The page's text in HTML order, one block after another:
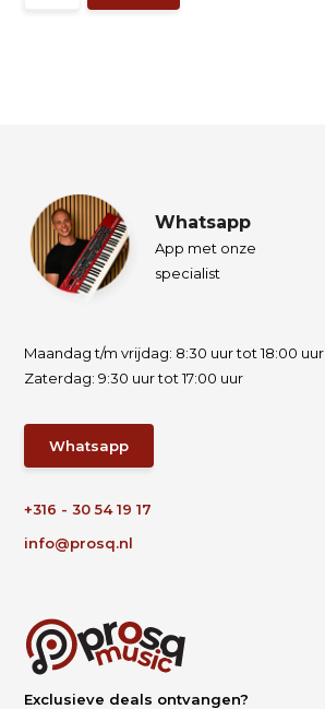
Whatsapp
App met onze
specialist
Maandag t/m vrijdag: 8:30 uur tot 18:00 uur
Zaterdag: 9:30 uur tot 17:00 uur
Whatsapp
+316 - 30 54 19 17
info@prosq.nl
Exclusieve deals ontvangen?